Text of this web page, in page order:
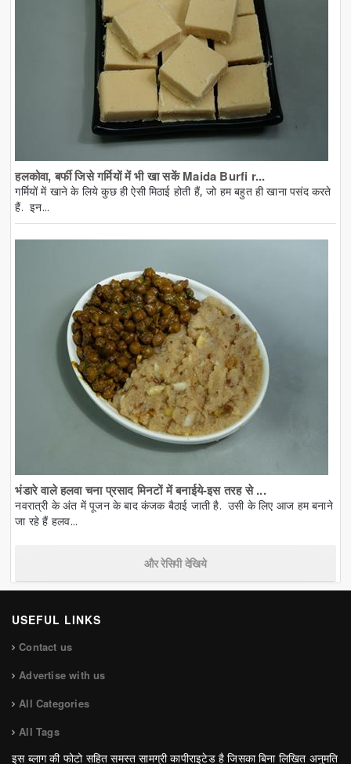
हलकोवा, बर्फी जिसे गर्मियों में भी खा सकें Maida Burfi r...
गर्मियों में खाने के लिये कुछ ही ऐसी मिठाई होती हैं, जो हम बहुत ही खाना पसंद करते
हैं. इन...
भंडारे वाले हलवा चना प्रसाद मिनटों में बनाईये-इस तरह से ...
नवरात्री के अंत में पूजन के बाद कंजक बैठाई जाती है. उसी के लिए आज हम बनाने
जा रहे हैं हलव...
और रेसिपी देखिये
USEFUL LINKS
Contact us
Advertise with us
All Categories
All Tags
इस ब्लाग की फोटो सहित समस्त सामग्री कापीराइटेड है जिसका बिना लिखित अनुमति